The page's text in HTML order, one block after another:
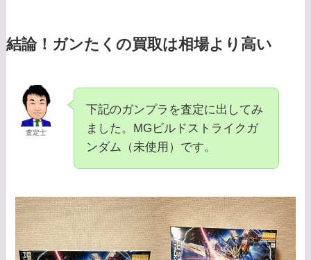
結論！ガンたくの買取は相場より高い
査定士
下記のガンプラを査定に出してみ
ました。MGビルドストライクガ
ンダム（未使用）です。